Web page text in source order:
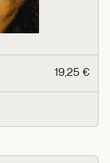
19,25 €